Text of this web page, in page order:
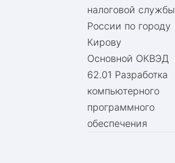
налоговой службы
России по городу
Кирову
Основной ОКВЭД
62.01 Разработка
компьютерного
программного
обеспечения